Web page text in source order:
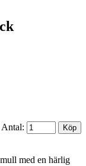
Antal:
med en härlig